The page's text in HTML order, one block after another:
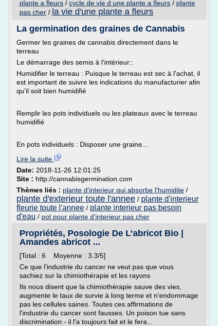
plante a fleurs / cycle de vie d une plante a fleurs / plante
pas cher / la vie d'une plante a fleurs
La germination des graines de Cannabis
Germer les graines de cannabis directement dans le
terreau
Le démarrage des semis à l'intérieur::
Humidifier le terreau : Puisque le terreau est sec à l'achat, il
est important de suivre les indications du manufacturier afin
qu'il soit bien humidifié
Remplir les pots individuels ou les plateaux avec le terreau
humidifié
En pots individuels : Disposer une graine...
Lire la suite
Date: 2018-11-26 12:01:25
Site : http://cannabisgermination.com
Thèmes liés : plante d'interieur qui absorbe l'humidite /
plante d'exterieur toute l'annee / plante d'interieur
fleurie toute l'annee / plante interieur pas besoin
d'eau / pot pour plante d'interieur pas cher
Propriétés, Posologie De L’abricot Bio |
Amandes abricot ...
[Total : 6 Moyenne : 3.3/5]
Ce que l'industrie du cancer ne veut pas que vous
sachiez sur la chimiothérapie et les rayons
Ils nous disent que la chimiothérapie sauve des vies,
augmente le taux de survie à long terme et n'endommage
pas les cellules saines. Toutes ces affirmations de
l'industrie du cancer sont fausses. Un poison tue sans
discrimination - il l'a toujours fait et le fera...